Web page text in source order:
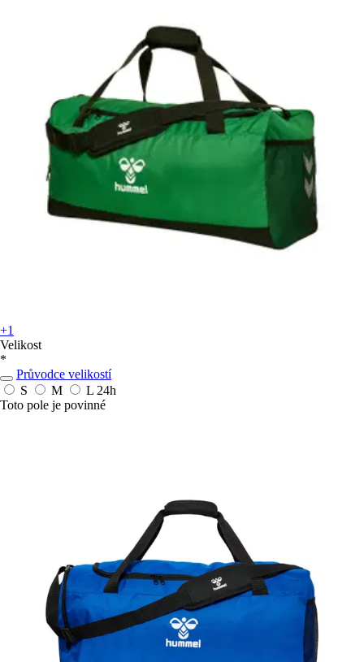
+1
Velikost
*
Průvodce velikostí
S
M L 24h
Toto pole je povinné